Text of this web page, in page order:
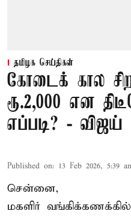
தமிழக செய்திகள்
கோடைக் கால
ரூ.2,000 என
எப்படி? - விஜய்
Published on: 13 Feb 2026, 5:39
சென்னை,
மகளிர்